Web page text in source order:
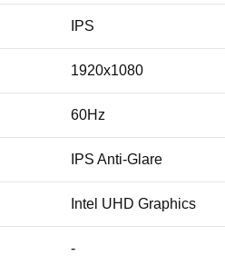
IPS
1920x1080
60Hz
IPS Anti-Glare
Intel UHD Graphics
-